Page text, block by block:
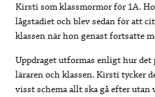
Kirsti som klassmormor för 1A.
lågstadiet och blev sedan för att
klassen när hon genast fortsatte
Uppdraget utformas enligt hur det
läraren och klassen. Kirsti tycker
visst schema allt ska gå efter